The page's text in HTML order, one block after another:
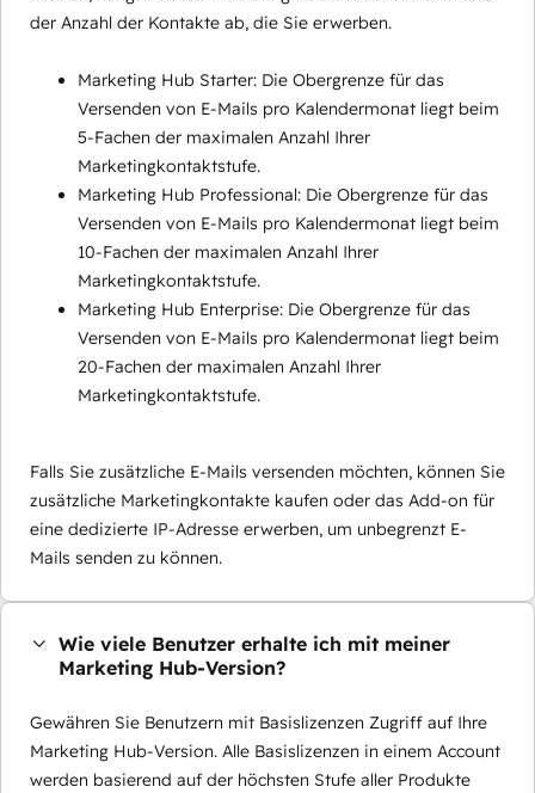
der Anzahl der Kontakte ab, die Sie erwerben.
Marketing Hub Starter: Die Obergrenze für das
Versenden von E-Mails pro Kalendermonat liegt beim
5-Fachen der maximalen Anzahl Ihrer
Marketingkontaktstufe.
Marketing Hub Professional: Die Obergrenze für das
Versenden von E-Mails pro Kalendermonat liegt beim
10-Fachen der maximalen Anzahl Ihrer
Marketingkontaktstufe.
Marketing Hub Enterprise: Die Obergrenze für das
Versenden von E-Mails pro Kalendermonat liegt beim
20-Fachen der maximalen Anzahl Ihrer
Marketingkontaktstufe.
Falls Sie zusätzliche E-Mails versenden möchten, können Sie
zusätzliche Marketingkontakte kaufen oder das Add-on für
eine dedizierte IP-Adresse erwerben, um unbegrenzt E-
Mails senden zu können.
Wie viele Benutzer erhalte ich mit meiner
Marketing Hub-Version?
Gewähren Sie Benutzern mit Basislizenzen Zugriff auf Ihre
Marketing Hub-Version. Alle Basislizenzen in einem Account
werden basierend auf der höchsten Stufe aller Produkte